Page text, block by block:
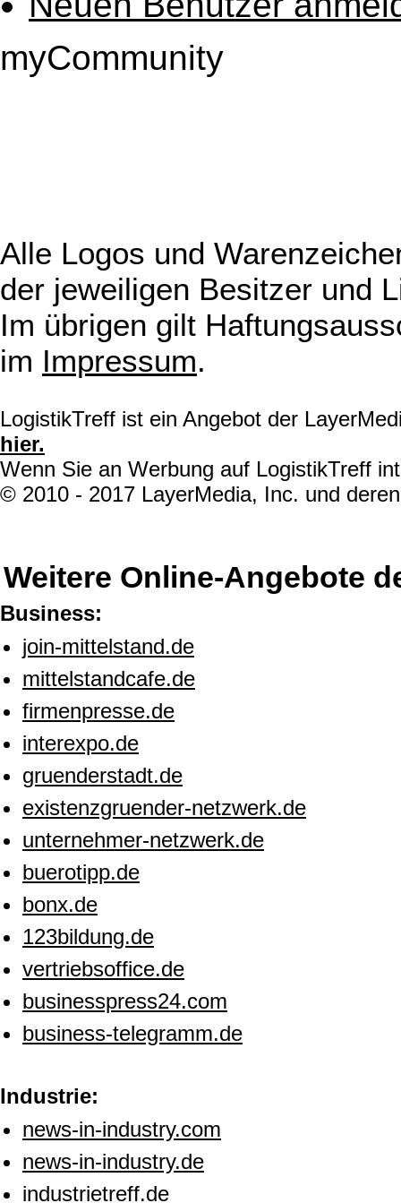
myCommunity
Alle Logos und
der jeweiligen Besitzer und
Im übrigen gilt
im Impressum.
LogistikTreff ist ein Angebot der
hier.
Wenn Sie an Werbung auf LogistikTreff
© 2010 - 2017 LayerMedia, Inc. und
Weitere Online-Angebote
Business:
join-mittelstand.de
mittelstandcafe.de
firmenpresse.de
interexpo.de
gruenderstadt.de
existenzgruender-netzwerk.de
unternehmer-netzwerk.de
buerotipp.de
bonx.de
123bildung.de
vertriebsoffice.de
businesspress24.com
business-telegramm.de
Industrie:
news-in-industry.com
news-in-industry.de
industrietreff.de